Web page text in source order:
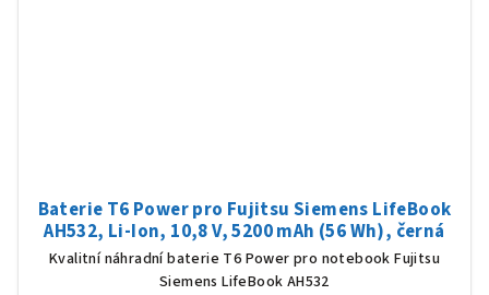
Baterie T6 Power pro Fujitsu Siemens LifeBook
AH532, Li-Ion, 10,8 V, 5200 mAh (56 Wh), černá
Kvalitní náhradní baterie T6 Power pro notebook Fujitsu
Siemens LifeBook AH532